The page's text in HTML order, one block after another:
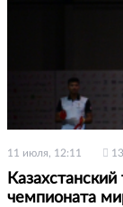
11 июля, 12:11
чемпионата